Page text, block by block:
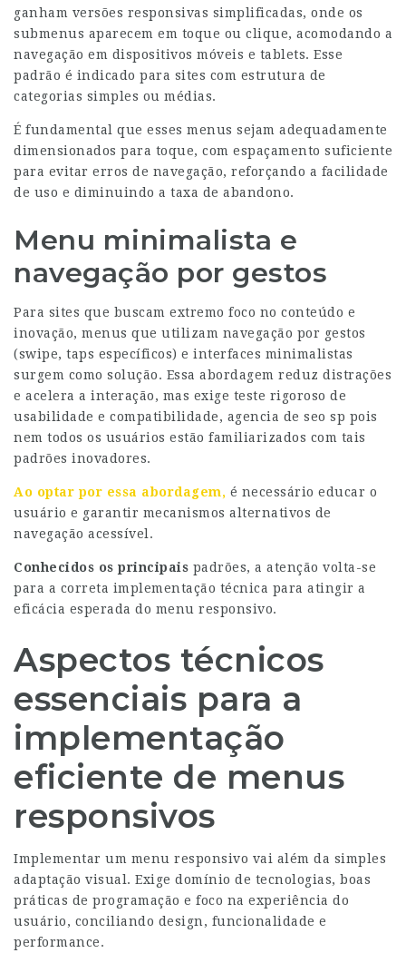
ganham versões responsivas simplificadas, onde os
submenus aparecem em toque ou clique, acomodando a
navegação em dispositivos móveis e tablets. Esse
padrão é indicado para sites com estrutura de
categorias simples ou médias.
É fundamental que esses menus sejam adequadamente
dimensionados para toque, com espaçamento suficiente
para evitar erros de navegação, reforçando a facilidade
de uso e diminuindo a taxa de abandono.
Menu minimalista e
navegação por gestos
Para sites que buscam extremo foco no conteúdo e
inovação, menus que utilizam navegação por gestos
(swipe, taps específicos) e interfaces minimalistas
surgem como solução. Essa abordagem reduz distrações
e acelera a interação, mas exige teste rigoroso de
usabilidade e compatibilidade, agencia de seo sp pois
nem todos os usuários estão familiarizados com tais
padrões inovadores.
Ao optar por essa abordagem, é necessário educar o
usuário e garantir mecanismos alternativos de
navegação acessível.
Conhecidos os principais padrões, a atenção volta-se
para a correta implementação técnica para atingir a
eficácia esperada do menu responsivo.
Aspectos técnicos
essenciais para a
implementação
eficiente de menus
responsivos
Implementar um menu responsivo vai além da simples
adaptação visual. Exige domínio de tecnologias, boas
práticas de programação e foco na experiência do
usuário, conciliando design, funcionalidade e
performance.